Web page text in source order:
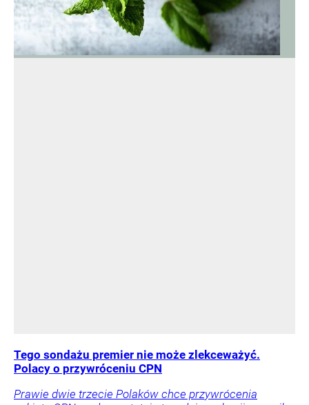
Tego sondażu premier nie może zlekceważyć.
Polacy o przywróceniu CPN
Prawie dwie trzecie Polaków chce przywrócenia